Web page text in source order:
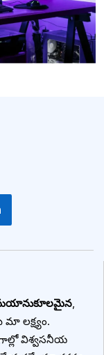
,
లక్ష్యం.
విశ్వసనీయ